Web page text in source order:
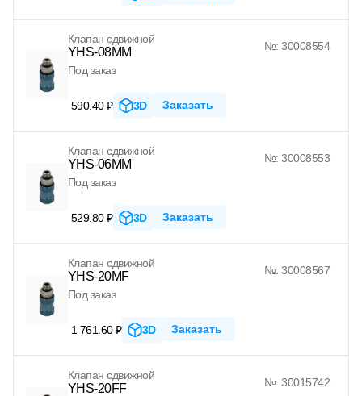
Клапан сдвижной
YHS-08MM
№: 30008554
Под заказ
590.40 ₽ 3D Заказать
Клапан сдвижной
YHS-06MM
№: 30008553
Под заказ
529.80 ₽ 3D Заказать
Клапан сдвижной
YHS-20MF
№: 30008567
Под заказ
1 761.60 ₽ 3D Заказать
Клапан сдвижной
YHS-20FF
№: 30015742